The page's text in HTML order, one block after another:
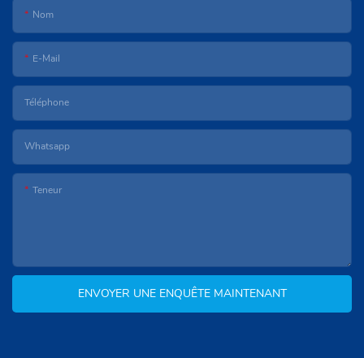
Nom
E-Mail
Téléphone
Whatsapp
Teneur
ENVOYER UNE ENQUÊTE MAINTENANT